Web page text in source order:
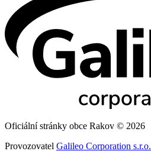
Oficiální stránky obce Rakov © 2026
Provozovatel Galileo Corporation s.r.o.